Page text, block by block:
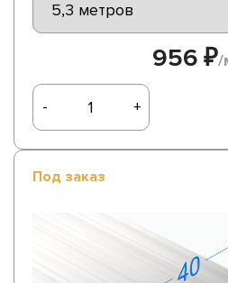
956 ₽/
- +
Под заказ